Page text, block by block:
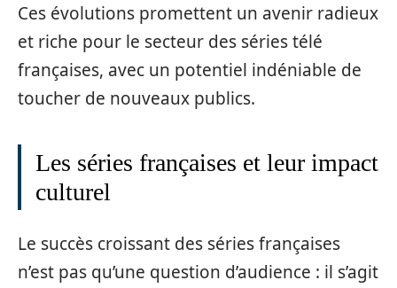
Ces évolutions promettent un avenir radieux
et riche pour le secteur des séries télé
françaises, avec un potentiel indéniable de
toucher de nouveaux publics.
Les séries françaises et leur impact
culturel
Le succès croissant des séries françaises
n’est pas qu’une question d’audience : il s’agit